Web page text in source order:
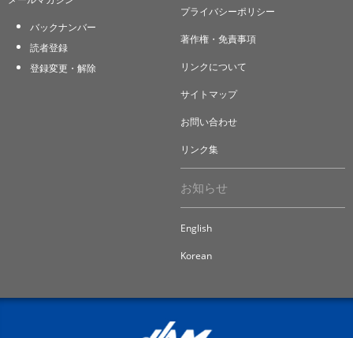
バックナンバー
読者登録
登録変更・解除
プライバシーポリシー
著作権・免責事項
リンクについて
サイトマップ
お問い合わせ
リンク集
お知らせ
English
Korean